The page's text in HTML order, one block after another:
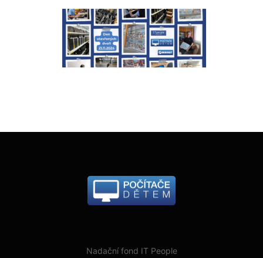
Nadační fond IT People